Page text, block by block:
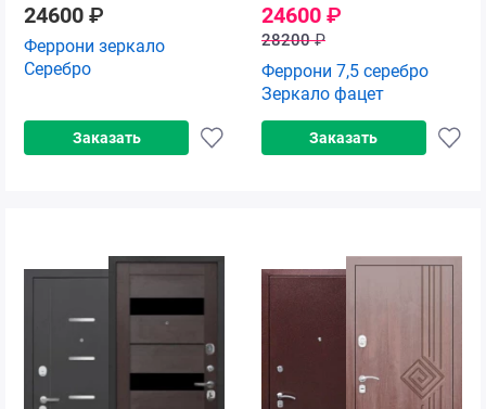
24600 ₽
Феррони зеркало
Серебро
Заказать
24600 ₽
28200₽
Феррони 7,5 серебро
Зеркало фацет
Заказать